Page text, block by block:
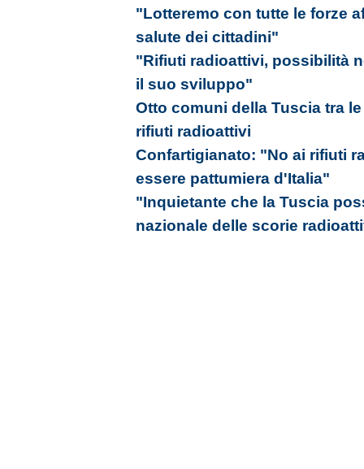
"Lotteremo con tutte le forze
salute dei cittadini"
"Rifiuti radioattivi, possibilità
il suo sviluppo"
Otto comuni della Tuscia tra
rifiuti radioattivi
Confartigianato: "No ai rifiuti
essere pattumiera d'Italia"
"Inquietante che la Tuscia
nazionale delle scorie